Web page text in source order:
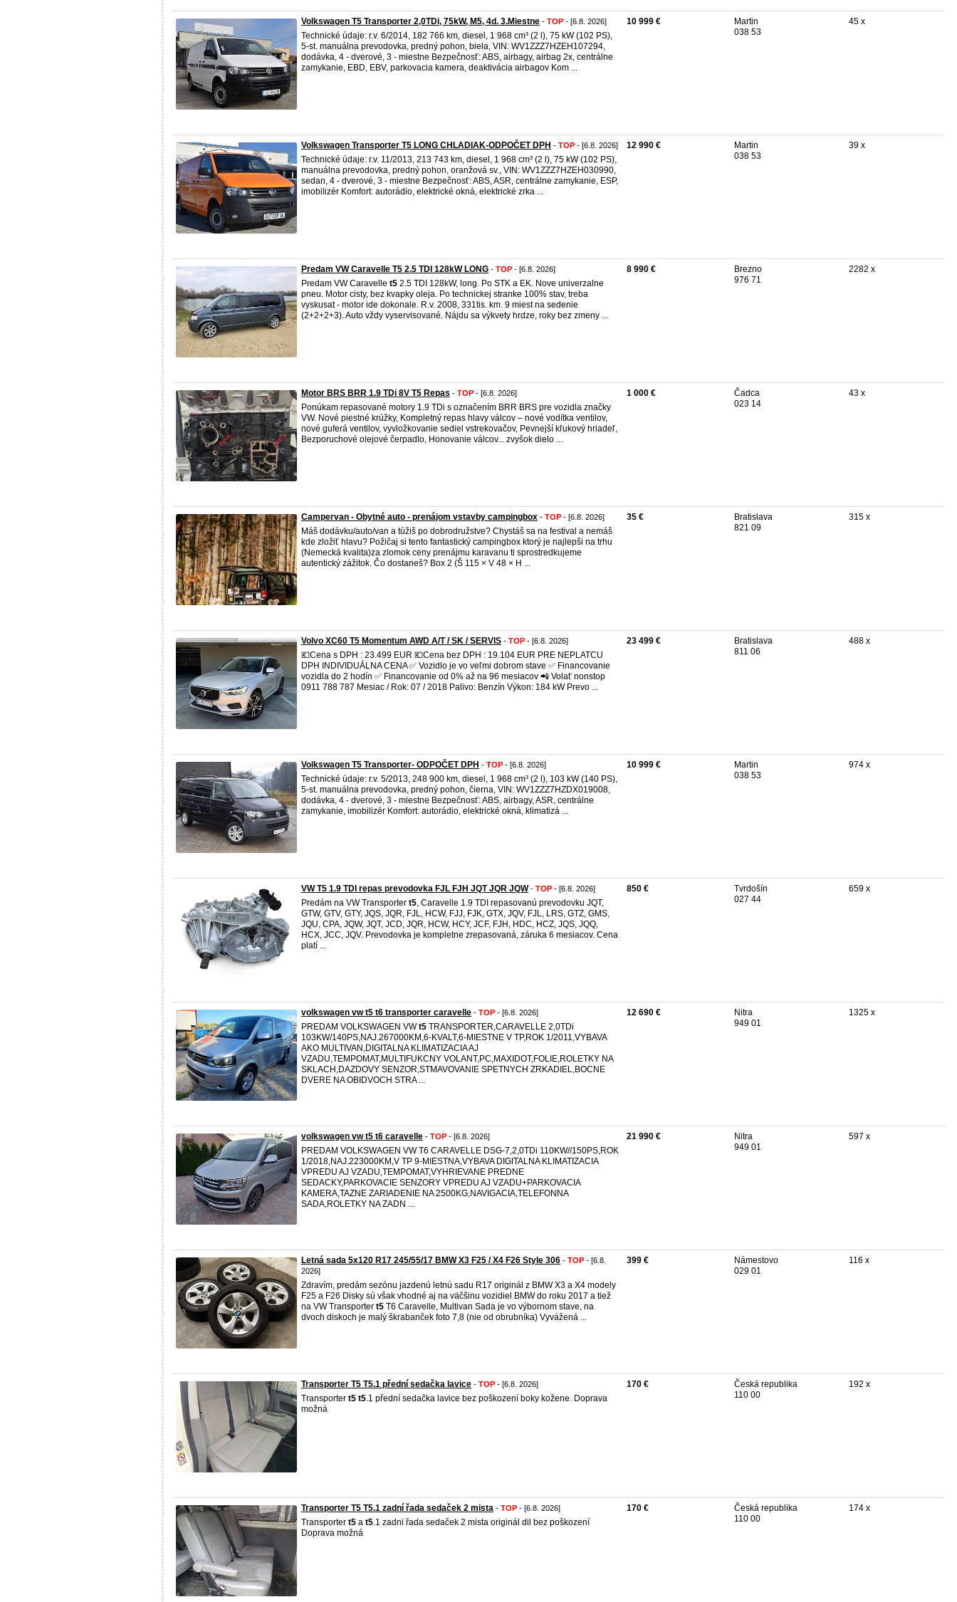
Volkswagen T5 Transporter 2,0TDi, 75kW, M5, 4d. 3.Miestne - TOP - [6.8. 2026]
Technické údaje: r.v. 6/2014, 182 766 km, diesel, 1 968 cm³ (2 l), 75 kW (102 PS),
5-st. manuálna prevodovka, predný pohon, biela, VIN: WV1ZZZ7HZEH107294,
dodávka, 4 - dverové, 3 - miestne Bezpečnosť: ABS, airbagy, airbag 2x, centrálne
zamykanie, EBD, EBV, parkovacia kamera, deaktivácia airbagov Kom ...
10 999 €
Martin
038 53
45 x
Volkswagen Transporter T5 LONG CHLADIAK-ODPOČET DPH - TOP - [6.8. 2026]
Technické údaje: r.v. 11/2013, 213 743 km, diesel, 1 968 cm³ (2 l), 75 kW (102 PS),
manuálna prevodovka, predný pohon, oranžová sv., VIN: WV1ZZZ7HZEH030990,
sedan, 4 - dverové, 3 - miestne Bezpečnosť: ABS, ASR, centrálne zamykanie, ESP,
imobilizér Komfort: autorádio, elektrické okná, elektrické zrka ...
12 990 €
Martin
038 53
39 x
Predam VW Caravelle T5 2.5 TDI 128kW LONG - TOP - [6.8. 2026]
Predam VW Caravelle t5 2.5 TDI 128kW, long. Po STK a EK. Nove univerzalne
pneu. Motor cisty, bez kvapky oleja. Po technickej stranke 100% stav, treba
vyskusat - motor ide dokonale. R.v. 2008, 331tis. km. 9 miest na sedenie
(2+2+2+3). Auto vždy vyservisované. Nájdu sa výkvety hrdze, roky bez zmeny ...
8 990 €
Brezno
976 71
2282 x
Motor BRS BRR 1.9 TDi 8V T5 Repas - TOP - [6.8. 2026]
Ponúkam repasované motory 1.9 TDi s označením BRR BRS pre vozidla značky
VW. Nové piestné krúžky, Kompletný repas hlavy válcov – nové vodítka ventilov,
nové guferá ventilov, vyvložkovanie sediel vstrekovačov, Pevnejší kľukový hriadeľ,
Bezporuchové olejové čerpadlo, Honovanie válcov... zvyšok dielo ...
1 000 €
Čadca
023 14
43 x
Campervan - Obytné auto - prenájom vstavby campingbox - TOP - [6.8. 2026]
Máš dodávku/auto/van a túžiš po dobrodružstve? Chystáš sa na festival a nemáš
kde zložiť hlavu? Požičaj si tento fantastický campingbox ktorý je najlepši na trhu
(Nemecká kvalita)za zlomok ceny prenájmu karavanu ti sprostredkujeme
autentický zážitok. Čo dostaneš? Box 2 (Š 115 × V 48 × H ...
35 €
Bratislava
821 09
315 x
Volvo XC60 T5 Momentum AWD A/T / SK / SERVIS - TOP - [6.8. 2026]
💶Cena s DPH : 23.499 EUR 💶Cena bez DPH : 19.104 EUR PRE NEPLATCU
DPH INDIVIDUÁLNA CENA ✅ Vozidlo je vo veľmi dobrom stave ✅ Financovanie
vozidla do 2 hodín ✅ Financovanie od 0% až na 96 mesiacov 📲 Volať nonstop
0911 788 787 Mesiac / Rok: 07 / 2018 Palivo: Benzín Výkon: 184 kW Prevo ...
23 499 €
Bratislava
811 06
488 x
Volkswagen T5 Transporter- ODPOČET DPH - TOP - [6.8. 2026]
Technické údaje: r.v. 5/2013, 248 900 km, diesel, 1 968 cm³ (2 l), 103 kW (140 PS),
5-st. manuálna prevodovka, predný pohon, čierna, VIN: WV1ZZZ7HZDX019008,
dodávka, 4 - dverové, 3 - miestne Bezpečnosť: ABS, airbagy, ASR, centrálne
zamykanie, imobilizér Komfort: autorádio, elektrické okná, klimatizá ...
10 999 €
Martin
038 53
974 x
VW T5 1.9 TDI repas prevodovka FJL FJH JQT JQR JQW- TOP - [6.8. 2026]
Predám na VW Transporter t5, Caravelle 1.9 TDI repasovanú prevodovku JQT,
GTW, GTV, GTY, JQS, JQR, FJL, HCW, FJJ, FJK, GTX, JQV, FJL, LRS, GTZ, GMS,
JQU, CPA, JQW, JQT, JCD, JQR, HCW, HCY, JCF, FJH, HDC, HCZ, JQS, JQQ,
HCX, JCC, JQV. Prevodovka je kompletne zrepasovaná, záruka 6 mesiacov. Cena
platí ...
850 €
Tvrdošín
027 44
659 x
volkswagen vw t5 t6 transporter caravelle - TOP - [6.8. 2026]
PREDAM VOLKSWAGEN VWt5 TRANSPORTER,CARAVELLE 2,0TDi
103KW/140PS,NAJ.267000KM,6-KVALT,6-MIESTNE V TP,ROK 1/2011,VYBAVA
AKO MULTIVAN,DIGITALNA KLIMATIZACIA AJ
VZADU,TEMPOMAT,MULTIFUKCNY VOLANT,PC,MAXIDOT,FOLIE,ROLETKY NA
SKLACH,DAZDOVY SENZOR,STMAVOVANIE SPETNYCH ZRKADIEL,BOCNE
DVERE NA OBIDVOCH STRA ...
12 690 €
Nitra
949 01
1325 x
volkswagen vw t5 t6 caravelle - TOP - [6.8. 2026]
PREDAM VOLKSWAGEN VW T6 CARAVELLE DSG-7,2,0TDi 110KW//150PS,ROK
1/2018,NAJ.223000KM,V TP 9-MIESTNA,VYBAVA DIGITALNA KLIMATIZACIA
VPREDU AJ VZADU,TEMPOMAT,VYHRIEVANE PREDNE
SEDACKY,PARKOVACIE SENZORY VPREDU AJ VZADU+PARKOVACIA
KAMERA,TAZNE ZARIADENIE NA 2500KG,NAVIGACIA,TELEFONNA
SADA,ROLETKY NA ZADN ...
21 990 €
Nitra
949 01
597 x
Letná sada 5x120 R17 245/55/17 BMW X3 F25 / X4 F26 Style 306 - TOP - [6.8.
2026]
Zdravím, predám sezónu jazdenú letnú sadu R17 originál z BMW X3 a X4 modely
F25 a F26 Disky sú však vhodné aj na väčšinu vozidiel BMW do roku 2017 a tiež
na VW Transporter t5 T6 Caravelle, Multivan Sada je vo výbornom stave, na
dvoch diskoch je malý škrabanček foto 7,8 (nie od obrubníka) Vyvážená ...
399 €
Námestovo
029 01
116 x
Transporter T5 T5.1 přední sedačka lavice - TOP - [6.8. 2026]
Transporter t5 t5.1 přední sedačka lavice bez poškození boky kožene. Doprava
možná
170 €
Česká republika
110 00
192 x
Transporter T5 T5.1 zadní řada sedaček 2 mista - TOP - [6.8. 2026]
Transporter t5 a t5.1 zadni řada sedaček 2 mista originál dil bez poškození
Doprava možná
170 €
Česká republika
110 00
174 x